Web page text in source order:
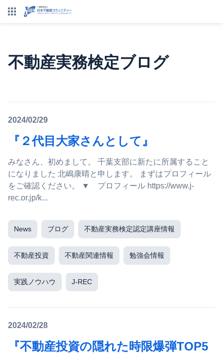
不動産実務検定ブログ
2024/02/29
『２代目大家さんとして』
みなさん、初めまして。 千葉支部に新たに所属すること
になりました 北嶋康晴と申します。 まずはプロフィール
をご確認ください。 ▼ プロフィール https://www.j-
rec.or.jp/k...
News ブログ 不動産実務検定認定講座情報
不動産投資 不動産関連情報 勉強会情報
実践ノウハウ J-REC
2024/02/28
『不動産投資の隠れた時限爆弾TOP5